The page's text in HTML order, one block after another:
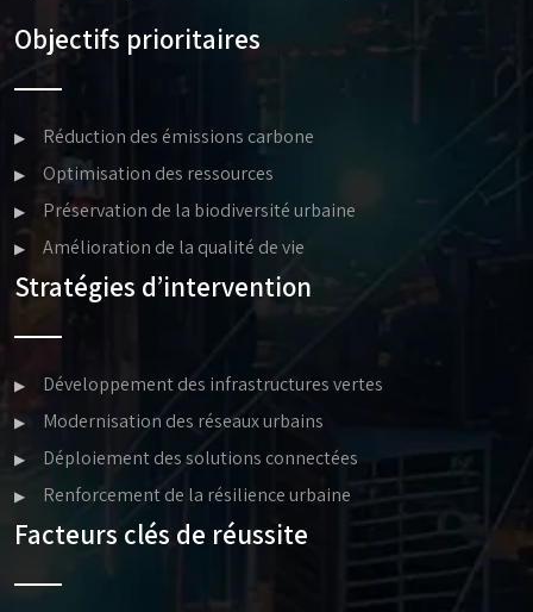
Objectifs prioritaires
Réduction des émissions carbone
Optimisation des ressources
Préservation de la biodiversité urbaine
Amélioration de la qualité de vie
Stratégies d’intervention
Développement des infrastructures vertes
Modernisation des réseaux urbains
Déploiement des solutions connectées
Renforcement de la résilience urbaine
Facteurs clés de réussite